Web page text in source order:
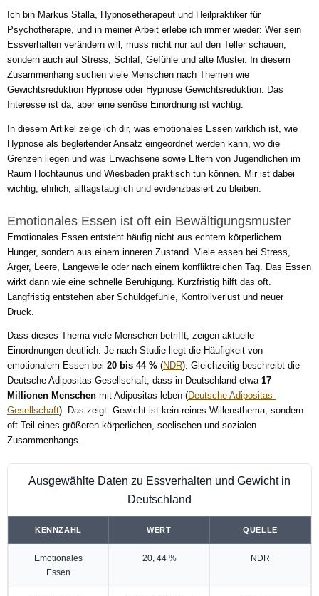
Ich bin Markus Stalla, Hypnosetherapeut und Heilpraktiker für
Psychotherapie, und in meiner Arbeit erlebe ich immer wieder: Wer sein
Essverhalten verändern will, muss nicht nur auf den Teller schauen,
sondern auch auf Stress, Schlaf, Gefühle und alte Muster. In diesem
Zusammenhang suchen viele Menschen nach Themen wie
Gewichtsreduktion Hypnose oder Hypnose Gewichtsreduktion. Das
Interesse ist da, aber eine seriöse Einordnung ist wichtig.
In diesem Artikel zeige ich dir, was emotionales Essen wirklich ist, wie
Hypnose als begleitender Ansatz eingeordnet werden kann, wo die
Grenzen liegen und was Erwachsene sowie Eltern von Jugendlichen im
Raum Hochtaunus und Wiesbaden praktisch tun können. Mir ist dabei
wichtig, ehrlich, alltagstauglich und evidenzbasiert zu bleiben.
Emotionales Essen ist oft ein Bewältigungsmuster
Emotionales Essen entsteht häufig nicht aus echtem körperlichem
Hunger, sondern aus einem inneren Zustand. Viele essen bei Stress,
Ärger, Leere, Langeweile oder nach einem konfliktreichen Tag. Das Essen
wirkt dann wie eine schnelle Beruhigung. Kurzfristig hilft das oft.
Langfristig entstehen aber Schuldgefühle, Kontrollverlust und neuer
Druck.
Dass dieses Thema viele Menschen betrifft, zeigen aktuelle
Einordnungen deutlich. Je nach Studie liegt die Häufigkeit von
emotionalem Essen bei 20 bis 44 % (NDR). Gleichzeitig beschreibt die
Deutsche Adipositas-Gesellschaft, dass in Deutschland etwa 17
Millionen Menschen mit Adipositas leben (Deutsche Adipositas-
Gesellschaft). Das zeigt: Gewicht ist kein reines Willensthema, sondern
oft Teil eines größeren körperlichen, seelischen und sozialen
Zusammenhangs.
Ausgewählte Daten zu Essverhalten und Gewicht in
Deutschland
KENNZAHL WERT QUELLE
Emotionales
Essen
20, 44 % NDR